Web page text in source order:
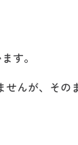
す。
んが、そ